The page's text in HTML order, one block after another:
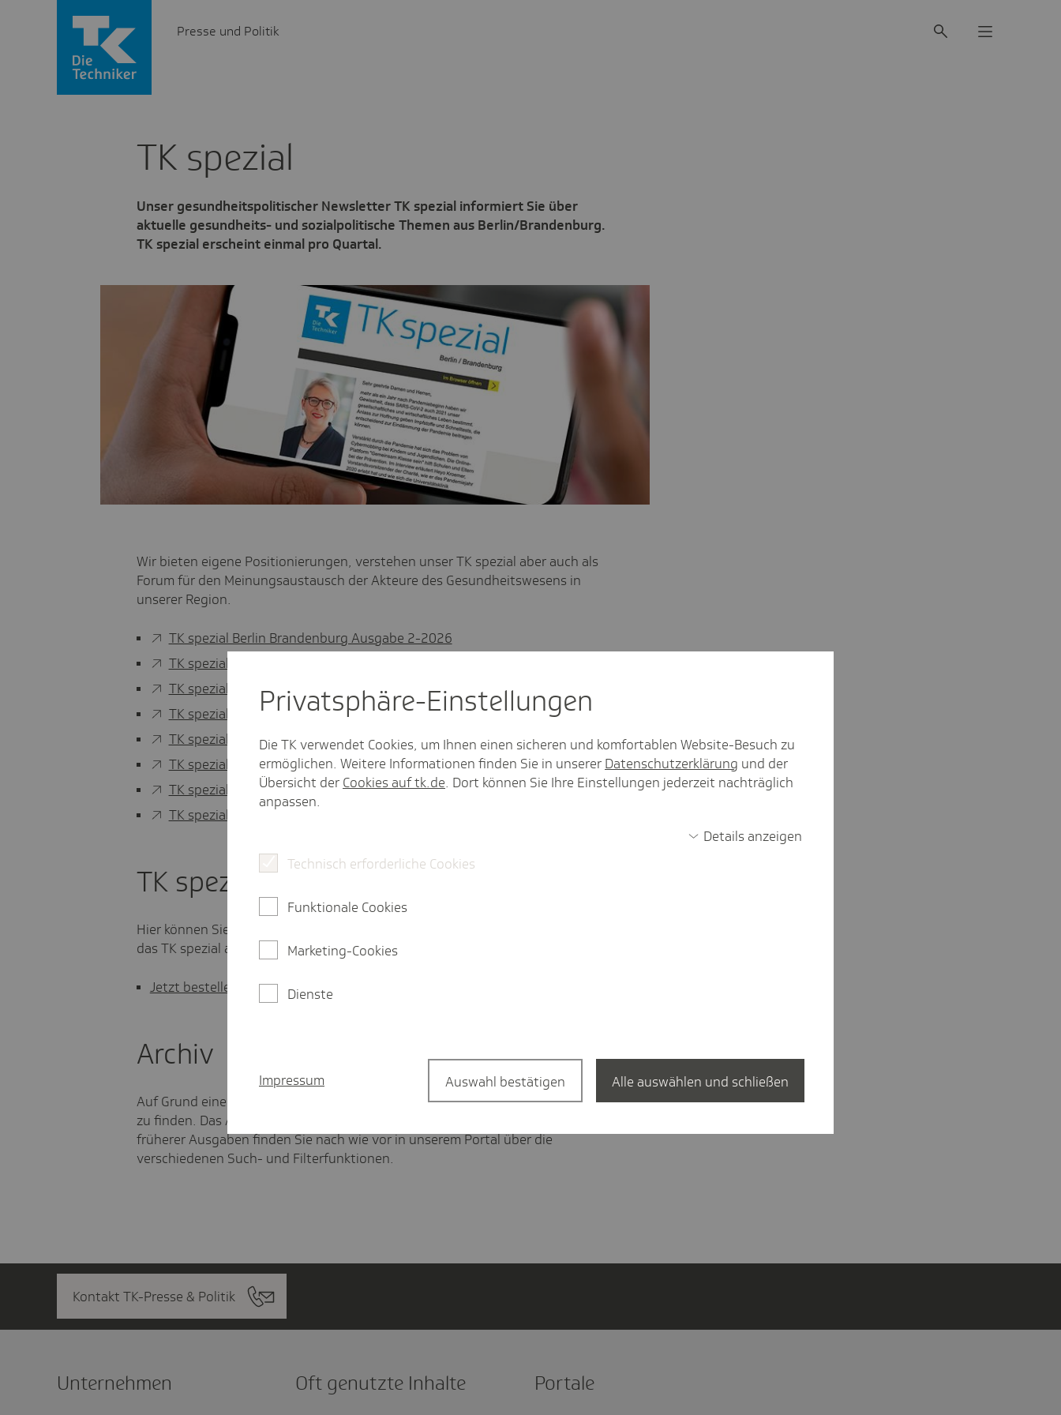
Presse und Politik
TK spezial
Unser gesundheitspolitischer Newsletter TK spezial informiert Sie über
aktuelle gesundheits- und sozialpolitische Themen aus Berlin/Brandenburg.
TK spezial erscheint einmal pro Quartal.
Wir bieten eigene Positionierungen, verstehen unser TK spezial aber auch als
Forum für den Meinungsaustausch der Akteure des Gesundheitswesens in
unserer Region.
TK spezial Berlin Brandenburg Ausgabe 2-2026
TK spezial Berlin Brandenburg Ausgabe 1-2026
TK spezial Berlin Brandenburg Ausgabe 4-2025
TK spezial Berlin Brandenburg Ausgabe 3-2025
TK spezial Berlin Brandenburg Ausgabe 2-2025
TK spezial Berlin Brandenburg Ausgabe 1-2025
TK spezial Berlin Brandenburg Ausgabe 4-2024
TK spezial Berlin Brandenburg Ausgabe 3-2024
TK spezial abonnieren
Hier können Sie sich direkt anmelden, Ihre persönlichen Daten ändern oder
das TK spezial abbestellen.
Jetzt bestellen
Archiv
Auf Grund einer Systemumstellung sind frühere Ausgaben aktuell nicht mehr
zu finden. Das Archiv wird sich erst Schritt für Schritt wieder füllen. Die Artikel
früherer Ausgaben finden Sie nach wie vor in unserem Portal über die
verschiedenen Such- und Filterfunktionen.
Kontakt TK-Presse & Politik
Unter­nehmen Oft genutzte Inhalte Portale
Privat­sphäre-Einstel­lungen
Die TK verwendet Cookies, um Ihnen einen sicheren und komfortablen Website-Besuch zu
ermöglichen. Weitere Informationen finden Sie in unserer Datenschutzerklärung und der
Übersicht der Cookies auf tk.de. Dort können Sie Ihre Einstellungen jederzeit nachträglich
anpassen.
Details anzeigen
Technisch erforderliche Cookies
Funktionale Cookies
Marketing-Cookies
Dienste
Impressum Auswahl bestätigen Alle auswählen und schließen